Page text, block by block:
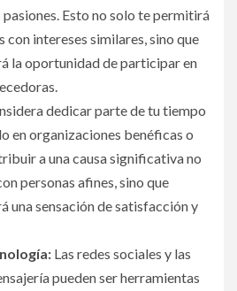
Esto no solo te permitirá
con intereses similares, sino que
la oportunidad de participar en
dedicar parte de tu tiempo
en organizaciones benéficas o
a una causa significativa no
personas afines, sino que
una sensación de satisfacción y
Las redes sociales y las
pueden ser herramientas